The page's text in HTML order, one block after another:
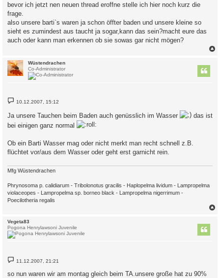
t
r
a
g
bevor ich jetzt nen neuen thread eroffne stelle ich hier noch kurz die
frage.
also unsere barti`s waren ja schon öffter baden und unsere kleine so
sieht es zumindest aus taucht ja sogar,kann das sein?macht eure das
auch oder kann man erkennen ob sie sowas gar nicht mögen?
Wüstendrachen
Co-Administrator
B
t
r
a
10.12.2007, 15:12
Ja unsere Tauchen beim Baden auch genüsslich im Wasser
das ist
bei einigen ganz normal
Ob ein Barti Wasser mag oder nicht merkt man recht schnell z.B.
flüchtet vor/aus dem Wasser oder geht erst garnicht rein.
Mfg Wüstendrachen
Phrynosoma p. calidiarum - Tribolonotus gracilis - Haplopelma lividum - Lampropelma
violaceopes - Lampropelma sp. borneo black - Lampropelma nigerrimum -
Poecilotheria regalis
Vegeta83
Pogona Henrylawsoni Juvenile
B
e
11.12.2007, 21:21
so nun waren wir am montag gleich beim TA.unsere große hat zu 90%